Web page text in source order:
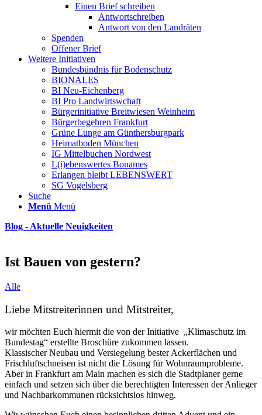
Einen Brief schreiben
Antwortschreiben
Antwort von den Landräten
Spenden
Offener Brief
Weitere Initiativen
Bundesbündnis für Bodenschutz
BIONALES
BI Neu-Eichenberg
BI Pro Landwirtswchaft
Bürgerinitiative Breitwiesen Weinheim
Bürgerbegehren Frankfurt
Grüne Lunge am Günthersburgpark
Heimatboden München
IG Mittelbuchen Nordwest
L(i)ebenswertes Bonames
Erlangen bleibt LEBENSWERT
SG Vogelsberg
Suche
Menü Menü
Blog - Aktuelle Neuigkeiten
Ist Bauen von gestern?
Alle
Liebe Mitstreiterinnen und Mitstreiter,
wir möchten Euch hiermit die von der Initiative „Klimaschutz im
Bundestag“ erstellte Broschüre zukommen lassen.
Klassischer Neubau und Versiegelung bester Ackerflächen und
Frischluftschneisen ist nicht die Lösung für Wohnraumprobleme.
Aber in Frankfurt am Main machen es sich die Stadtplaner gerne
einfach und setzen sich über die berechtigten Interessen der Anlieger
und Nachbarkommunen rücksichtslos hinweg.